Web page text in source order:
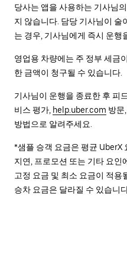
당사는 앱을 사용하는 기사님
지 않습니다. 담당 기사님이 술
는 경우, 기사님에게 즉시 운행
영업용 차량에는 주 정부 세금
한 금액이 청구될 수 있습니다.
기사님이 운행을 종료한 후 피
비스 평가, help.uber.com 방문
방법으로 알려주세요.
*샘플 승객 요금은 평균 UberX
지연, 프로모션 또는 기타 요인
고정 요금 및 최소 요금이 적용
승차 요금은 달라질 수 있습니